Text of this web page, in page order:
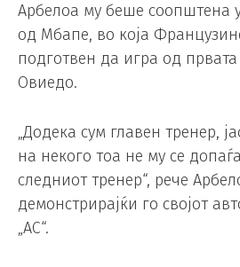
Арбелоа му беше соопштена
од Мбапе, во која
подготвен да игра од
Овиедо.
„Додека сум главен тренер,
на некого тоа не му се
следниот тренер“, рече
демонстрирајќи го својот
„AС“.